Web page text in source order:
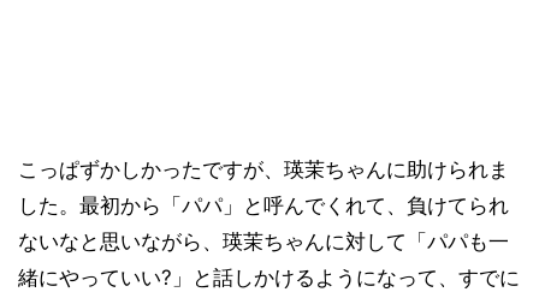
こっぱずかしかったですが、瑛茉ちゃんに助けられま
した。最初から「パパ」と呼んでくれて、負けてられ
ないなと思いながら、瑛茉ちゃんに対して「パパも一
緒にやっていい?」と話しかけるようになって、すでに